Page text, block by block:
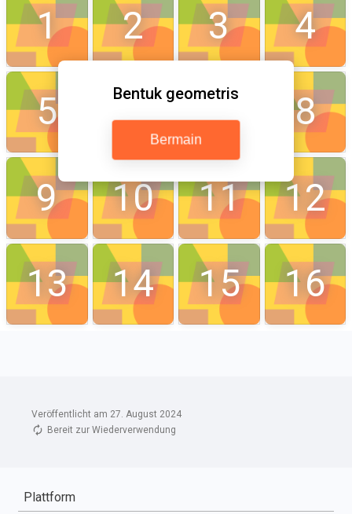
Veröffentlicht am 27. August 2024
Bereit zur Wiederverwendung
Plattform